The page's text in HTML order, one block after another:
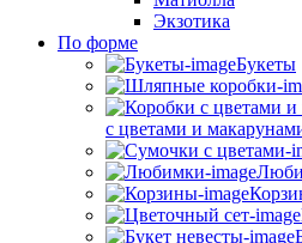
Экзотика
По форме
Букеты
с цветами и